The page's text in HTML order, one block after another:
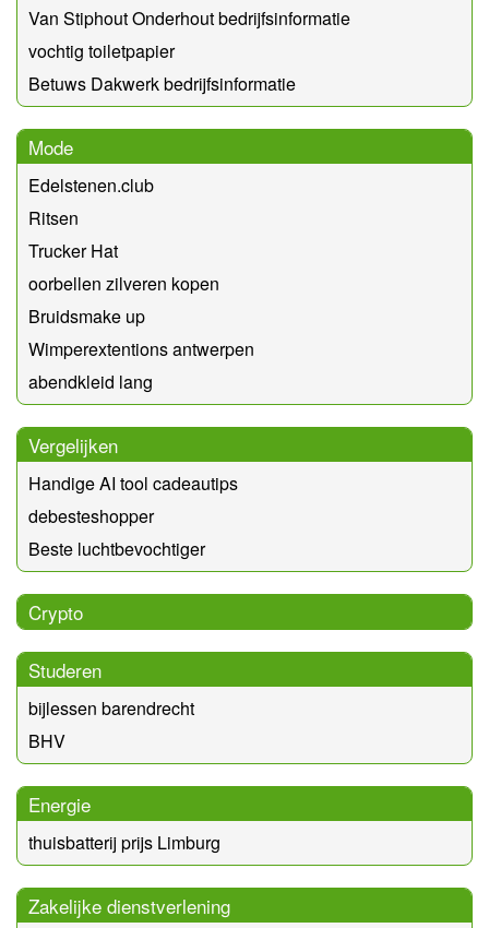
Van Stiphout Onderhout bedrijfsinformatie
vochtig toiletpapier
Betuws Dakwerk bedrijfsinformatie
Mode
Edelstenen.club
Ritsen
Trucker Hat
oorbellen zilveren kopen
Bruidsmake up
Wimperextentions antwerpen
abendkleid lang
Vergelijken
Handige AI tool cadeautips
debesteshopper
Beste luchtbevochtiger
Crypto
Studeren
bijlessen barendrecht
BHV
Energie
thuisbatterij prijs Limburg
Zakelijke dienstverlening